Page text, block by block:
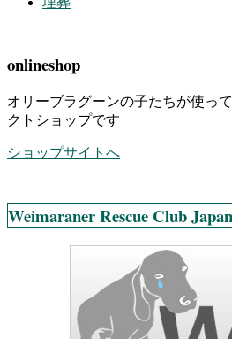
onlineshop
オリーブラグーンの子たちが使っ
クトショップです
ショップサイトへ
Weimaraner Rescue Club Japan